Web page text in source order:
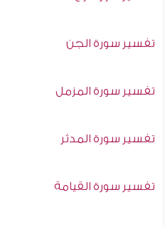
تفسير سورة الجن
تفسير سورة المزمل
تفسير سورة المدثر
تفسير سورة القيامة